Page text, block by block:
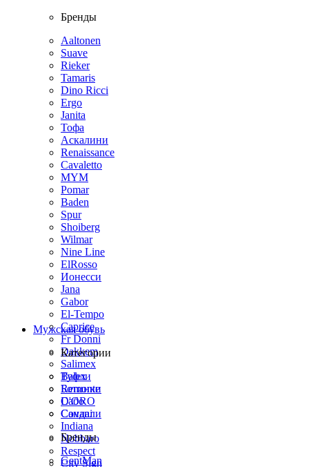
Бренды
Aaltonen
Suave
Rieker
Tamaris
Dino Ricci
Ergo
Janita
Тофа
Аскалини
Renaissance
Cavaletto
MYM
Pomar
Baden
Spur
Shoiberg
Wilmar
Nine Line
ElRosso
Ионесси
Jana
Gabor
El-Tempo
Caprice
Fr Donni
Dakkem
Salimex
Balex
Remonte
D'ORO
Covani
Indiana
Nobbaro
Respect
City Sign
Мужская обувь
Категории
Туфли
Ботинки
Сабо
Сандали
Бренды
GentMan